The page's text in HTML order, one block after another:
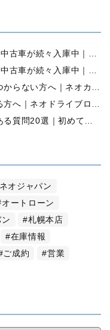
オジャパン
オートローン
札幌本店
在庫情報
ご成約
営業